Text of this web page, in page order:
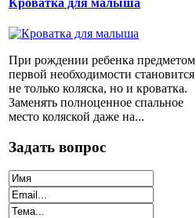
При рождении ребенка предметом
первой необходимости становится
не только коляска, но и кроватка.
Заменять полноценное спальное
место коляской даже на...
Задать вопрос